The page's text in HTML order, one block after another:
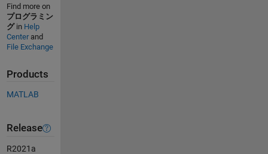
Find more on
プログラミン
グin Help
Centerand
File Exchange
Products
MATLAB
Release
R2021a